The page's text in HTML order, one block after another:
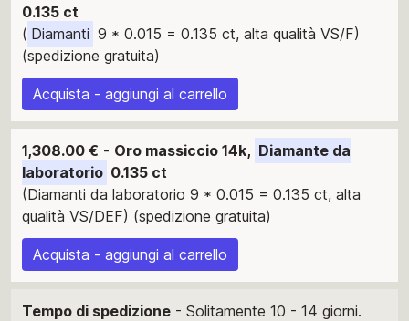
0.135 ct
( Diamanti 9 * 0.015 = 0.135 ct, alta qualità VS/F)
(spedizione gratuita)
Acquista - aggiungi al carrello
1,308.00 € - Oro massiccio 14k, Diamante da
laboratorio 0.135 ct
(Diamanti da laboratorio 9 * 0.015 = 0.135 ct, alta
qualità VS/DEF) (spedizione gratuita)
Acquista - aggiungi al carrello
Tempo di spedizione - Solitamente 10 - 14 giorni.